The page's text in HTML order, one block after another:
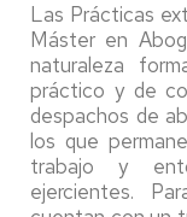
Las Prácticas
Máster en
naturaleza
práctico y de
despachos de
los que
trabajo y
ejercientes.